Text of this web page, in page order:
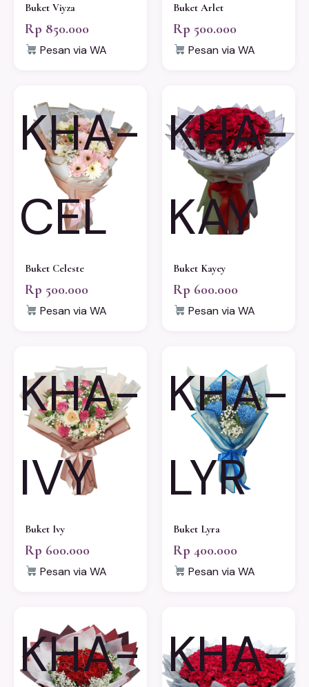
Buket Viyza
Rp 850.000
Pesan via WA
Buket Arlet
Rp 500.000
Pesan via WA
KHA-
CEL
Buket Celeste
Rp 500.000
Pesan via WA
KHA-
KAY
Buket Kayey
Rp 600.000
Pesan via WA
KHA-
IVY
Buket Ivy
Rp 600.000
Pesan via WA
KHA-
LYR
Buket Lyra
Rp 400.000
Pesan via WA
KHA- KHA-